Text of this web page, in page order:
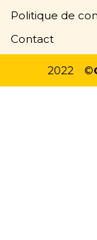
Politique de
Contact
2022 ©